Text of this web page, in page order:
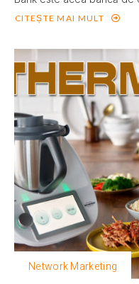
CITEȘTE MAI MULT
Network Marketing